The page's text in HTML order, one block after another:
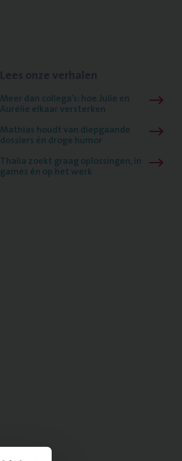
Meer dan collega’s: hoe Julie en
Aurélie elkaar versterken
Mathias houdt van diepgaande
dossiers én droge humor
Thalia zoekt graag oplossingen, in
games én op het werk